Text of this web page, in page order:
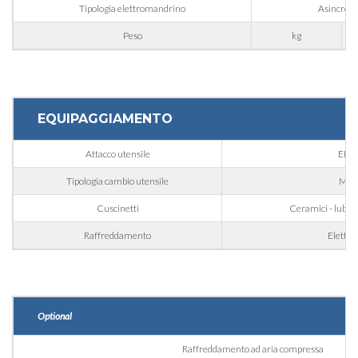
Interesse
Settore d'applicazione
Edilizia
Incisoria
Ferroviario & Navale
Messaggio
Tipologia elettromandrino
Peso kg
EQUIPAGGIAMENTO
Attacco utensile
Tipologia cambio utensile
Cuscinetti Ceramici -
Raffreddamento
Optional
Raffreddamento ad aria compressa